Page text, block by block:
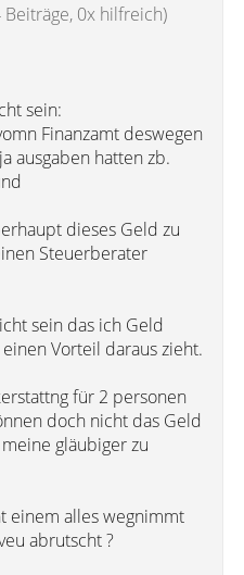
Beiträge, 0x hilfreich)
sein:
Finanzamt deswegen
ausgaben hatten zb.
dieses Geld zu
Steuerberater
sein das ich Geld
Vorteil daraus zieht.
für 2 personen
doch nicht das Geld
gläubiger zu
einem alles wegnimmt
abrutscht ?